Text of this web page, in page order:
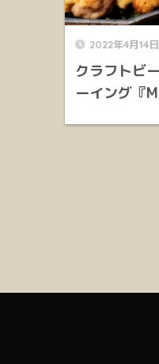
2022年4月14日
クラフトビ
ーイング『